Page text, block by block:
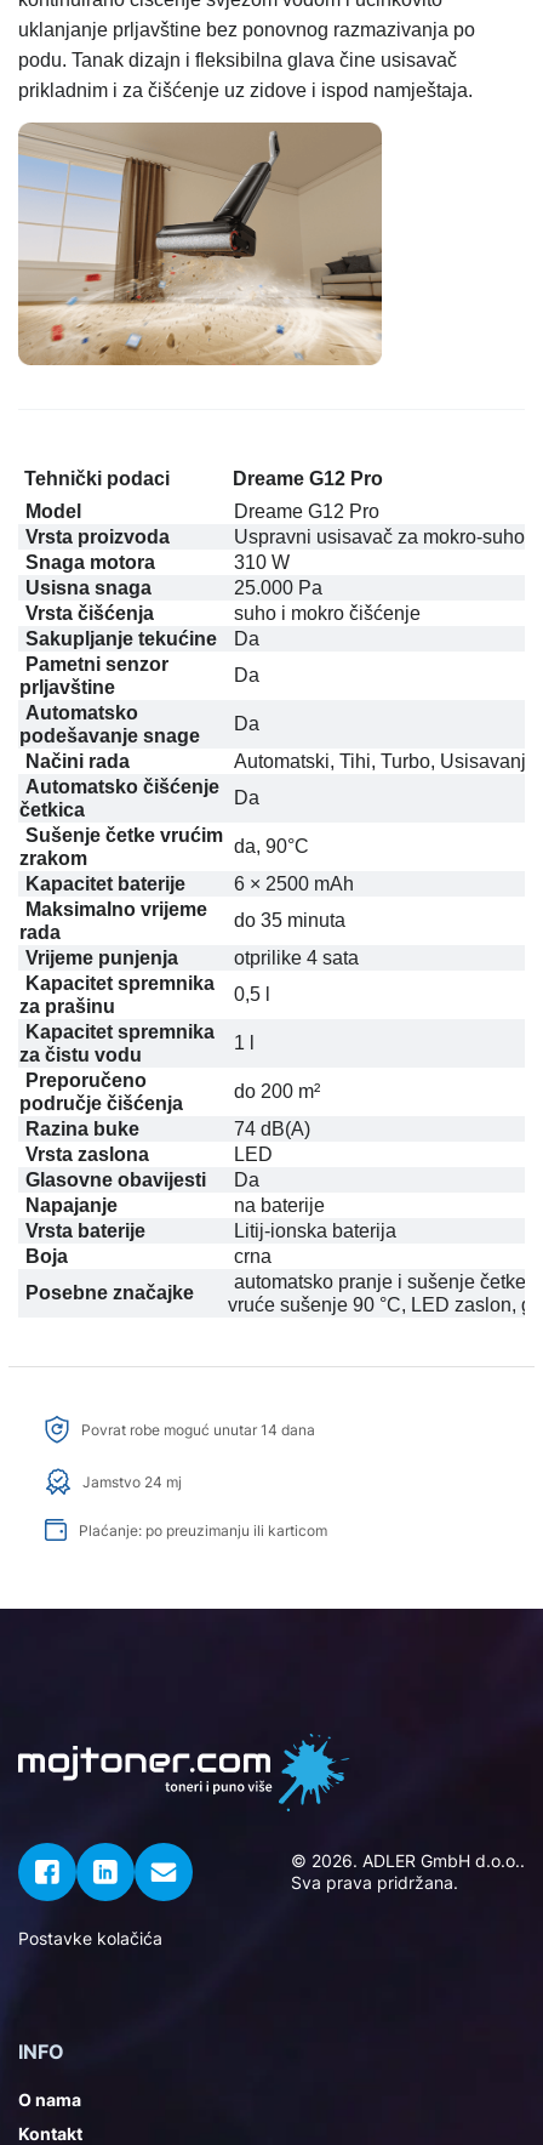
uklanjanje prljavštine bez ponovnog razmazivanja po
podu. Tanak dizajn i fleksibilna glava čine usisavač
prikladnim i za čišćenje uz zidove i ispod namještaja.
Tehnički podaci
Dreame G12 Pro
Model
Dreame G12 Pro
Vrsta proizvoda
Uspravni usisavač za mokro-suho
Snaga motora
310 W
Usisna snaga
25.000 Pa
Vrsta čišćenja
suho i mokro čišćenje
Sakupljanje tekućine
Da
Pametni senzor
prljavštine
Da
Automatsko
podešavanje snage
Da
Načini rada
Automatski, Tihi, Turbo, Usisavanje
Automatsko čišćenje
četkica
Da
Sušenje četke vrućim
zrakom
da, 90°C
Kapacitet baterije
6 × 2500 mAh
Maksimalno vrijeme
rada
do 35 minuta
Vrijeme punjenja
otprilike 4 sata
Kapacitet spremnika
za prašinu
0,5 l
Kapacitet spremnika
za čistu vodu
1 l
Preporučeno
područje čišćenja
do 200 m²
Razina buke
74 dB(A)
Vrsta zaslona
LED
Glasovne obavijesti
Da
Napajanje
na baterije
Vrsta baterije
Litij-ionska baterija
Boja
crna
Posebne značajke
automatsko pranje i sušenje četke,
vruće sušenje 90 °C, LED zaslon,
Povrat robe moguć unutar 14 dana
Jamstvo 24 mj
Plaćanje: po preuzimanju ili karticom
© 2026. ADLER GmbH d.o.o..
Sva prava pridržana.
Postavke kolačića
INFO
O nama
Kontakt